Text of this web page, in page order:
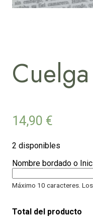
14,90 €
2 disponibles
Nombre bordado o
Máximo 10 caracteres.
Total del producto